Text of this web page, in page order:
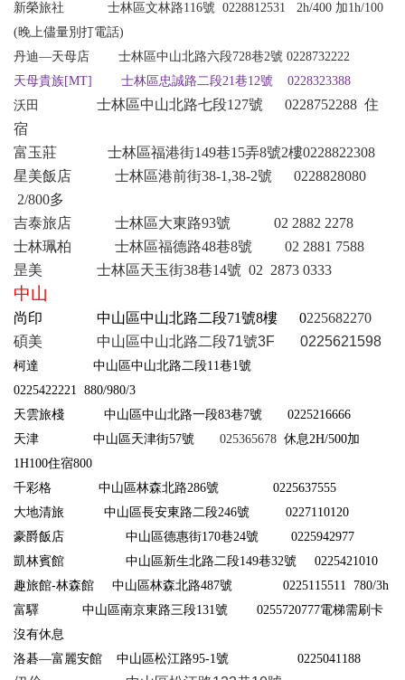
新榮旅社
士林區文林路116號 0228812531 2h/400 加1h/100
(晚上儘量別打電話)
丹迪—天母店 士林區中山北路六段728巷2號 0228732222
天母貴族[MT]
士林區忠誠路二段21巷12號 0228323388
沃田
士林區中山北路七段127號 0228752288 住
宿
富玉莊 士林區福港街149巷15弄8號2樓0228822308
星美飯店 士林區港前街38-1,38-2號 0228828080
2/800多
吉泰旅店
士林區大東路93號 02 2882 2278
士林珮柏
士林區福德路48巷8號 02 2881 7588
昰美
士林區天玉街38巷14號 02 2873 0333
中山
尚印 中山區中山北路二段71號8樓 0225682270
碩美 中山區中山北路二段71號3F 0225621598
柯達 中山區中山北路二段11巷1號
0225422221 880/980/3
天雲旅棧 中山區中山北路一段83巷7號 0225216666
天津 中山區天津街57號 025365678 休息2H/500加
1H100住宿800
千彩格 中山區林森北路286號 0225637555
大地清旅 中山區長安東路二段246號 0227110120
豪爵飯店 中山區德惠街170巷24號
0225942977
凱林賓館 中山區新生北路二段149巷32號 0225421010
趣旅館-林森館
中山區林森北路487號 0225115511 780/3h
富驛 中山區南京東路三段131號 0255720777電梯需刷卡
沒有休息
洛碁—富麗安館 中山區松江路95-1號 0225041188